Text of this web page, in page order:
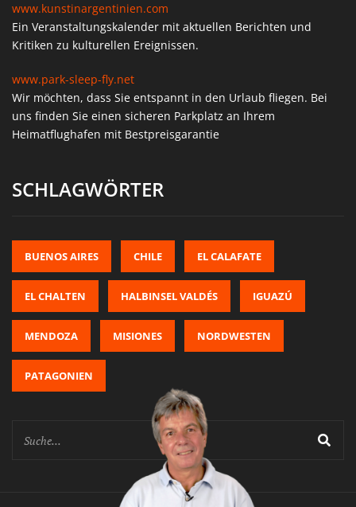
www.kunstinargentinien.com
Ein Veranstaltungskalender mit aktuellen Berichten und
Kritiken zu kulturellen Ereignissen.
www.park-sleep-fly.net
Wir möchten, dass Sie entspannt in den Urlaub fliegen. Bei
uns finden Sie einen sicheren Parkplatz an Ihrem
Heimatflughafen mit Bestpreisgarantie
SCHLAGWÖRTER
BUENOS AIRES CHILE EL CALAFATE
EL CHALTEN HALBINSEL VALDÉS IGUAZÚ
MENDOZA MISIONES NORDWESTEN
PATAGONIEN